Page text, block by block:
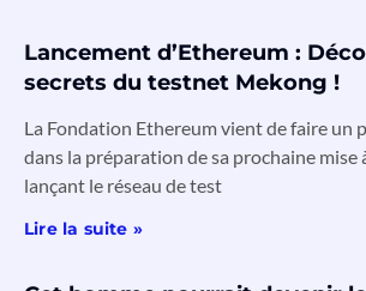
Lancement d’Ethereum :
secrets du testnet Mekong !
La Fondation Ethereum vient de faire un
dans la préparation de sa prochaine mise
lançant le réseau de test
Lire la suite »